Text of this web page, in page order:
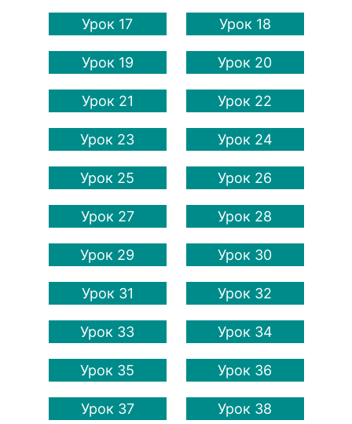
Урок 17 Урок 18
Урок 19 Урок 20
Урок 21 Урок 22
Урок 23 Урок 24
Урок 25 Урок 26
Урок 27 Урок 28
Урок 29 Урок 30
Урок 31 Урок 32
Урок 33 Урок 34
Урок 35 Урок 36
Урок 37 Урок 38